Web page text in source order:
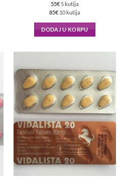
55€ 5 kutija
85€ 10 kutija
DODAJ U KORPU